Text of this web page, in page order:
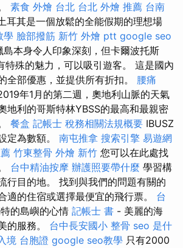
素食 外燴 台北 台北 外燴 推薦 台南
耳其是一個放鬆的全能假期的理想場
學 臉部撥筋 新竹 外燴 ptt google seo
島本身令人印象深刻，但卡爾波托斯
特殊的魅力，可以吸引遊客。 這是國內
全部優惠，並提供所有折扣。 腰痛
年1月的第二週，奧地利山脈的天氣
地利的哥斯特林YBSS的最高和最親密
餐盒 記帳士 稅務相關法規概要 IBUSZ
定為數額。 南屯推拿 搜索引擎 易遊網
竹東整骨 外燴 新竹 您可以在此處找
台中精油按摩 辦護照要帶什麼 學習構
行目的地。 找到與我們的問題有關的
適的住宿或選擇最便宜的飛行票。 台
的島嶼的心情 記帳士 書 - 美麗的海
的服務。 台中長安國小 整骨 seo 是什
境 台胞證 google seo教學 只有2000